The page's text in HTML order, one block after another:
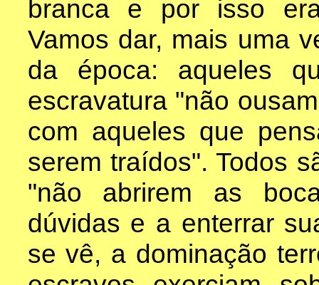
branca e por isso
Vamos dar, mais uma
da época: aqueles
escravatura "não
com aqueles que
serem traídos". Todos
"não abrirem as
dúvidas e a enterrar
se vê, a dominação